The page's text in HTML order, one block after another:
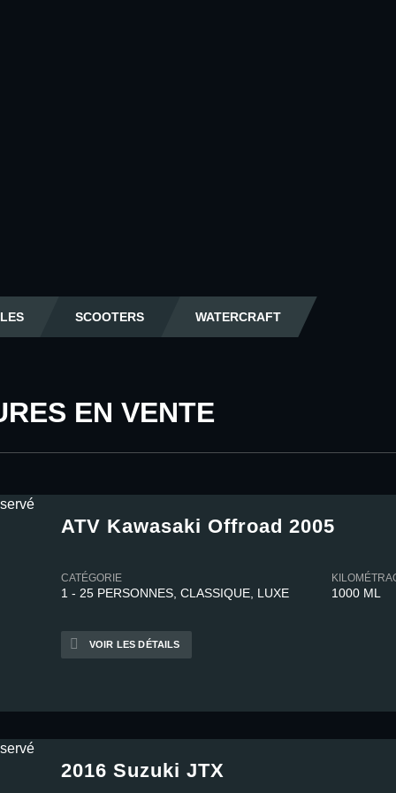
SCOOTERS WATERCRAFT
EN VENTE
ATV Kawasaki Offroad 2005
CATÉGORIE
1 - 25 PERSONNES, CLASSIQUE, LUXE 1000 ML
VOIR LES DÉTAILS
2016 Suzuki JTX